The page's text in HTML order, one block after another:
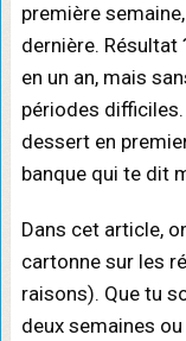
première
dernière. Résultat
en un an, mais
périodes difficiles.
dessert en
banque qui te dit
Dans cet article,
cartonne sur les
raisons). Que tu
deux semaines